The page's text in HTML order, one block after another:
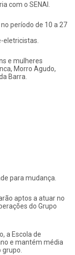
com o SENAI.
período de 10 a 27
eletricistas.
e mulheres
Morro Agudo,
Barra.
para mudança.
aptos a atuar no
do Grupo
a Escola de
e mantém média
grupo.